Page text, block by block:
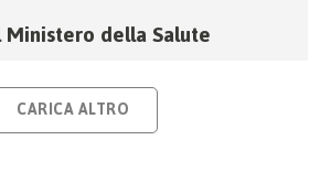
della Salute
CARICA ALTRO